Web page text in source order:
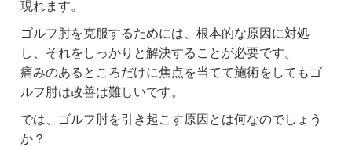
現れます。
ゴルフ肘を克服するためには、根本的な原因に対処
し、それをしっかりと解決することが必要です。
痛みのあるところだけに焦点を当てて施術をしてもゴ
ルフ肘は改善は難しいです。
では、ゴルフ肘を引き起こす原因とは何なのでしょう
か？